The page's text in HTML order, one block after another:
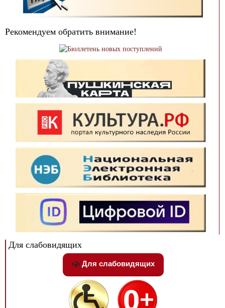
Рекомендуем обратить внимание!
Для слабовидящих
Для слабовидящих